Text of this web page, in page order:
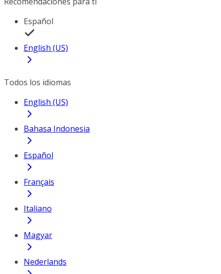
Español
English (US)
Todos los idiomas
English (US)
Bahasa Indonesia
Español
Français
Italiano
Magyar
Nederlands